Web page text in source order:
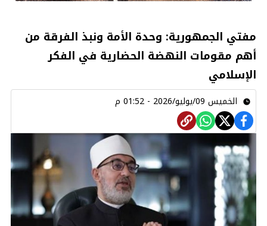
مفتي الجمهورية: وحدة الأمة ونبذ الفرقة من
أهم مقومات النهضة الحضارية في الفكر
الإسلامي
الخميس 09/يوليو/2026 - 01:52 م